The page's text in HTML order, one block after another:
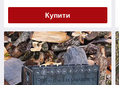
Купити